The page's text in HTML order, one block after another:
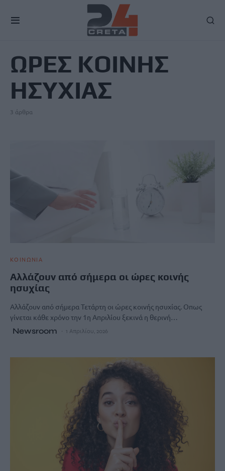
ΩΡΕΣ ΚΟΙΝΗΣ
ΗΣΥΧΙΑΣ
3 άρθρα
ΚΟΙΝΩΝΙΑ
Αλλάζουν από σήμερα οι ώρες κοινής
ησυχίας
Αλλάζουν από σήμερα Τετάρτη οι ώρες κοινής ησυχίας. Οπως
γίνεται κάθε χρόνο την 1η Απριλίου ξεκινά η θερινή…
Newsroom 1 Απριλίου, 2026